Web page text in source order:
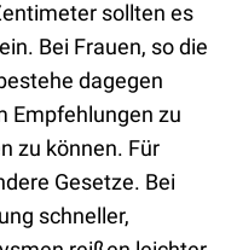
sollten es
Bei Frauen, so die
dagegen
Empfehlungen zu
zu können. Für
Gesetze. Bei
schneller,